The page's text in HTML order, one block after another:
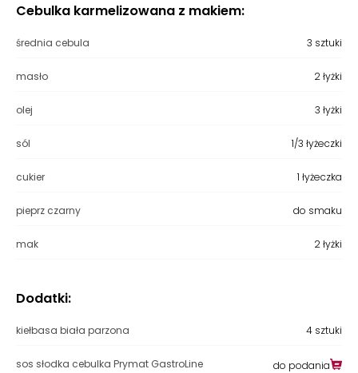
Cebulka karmelizowana z makiem:
średnia cebula 3 sztuki
masło 2 łyżki
olej 3 łyżki
sól 1/3 łyżeczki
cukier 1 łyżeczka
pieprz czarny do smaku
mak 2 łyżki
Dodatki:
kiełbasa biała parzona 4 sztuki
sos słodka cebulka Prymat GastroLine do podania